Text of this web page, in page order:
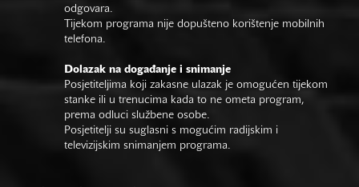
odgovara.
Tijekom programa nije dopušteno korištenje mobilnih
telefona.
Dolazak na događanje i snimanje
Posjetiteljima koji zakasne ulazak je omogućen tijekom
stanke ili u trenucima kada to ne ometa program,
prema odluci službene osobe.
Posjetitelji su suglasni s mogućim radijskim i
televizijskim snimanjem programa.